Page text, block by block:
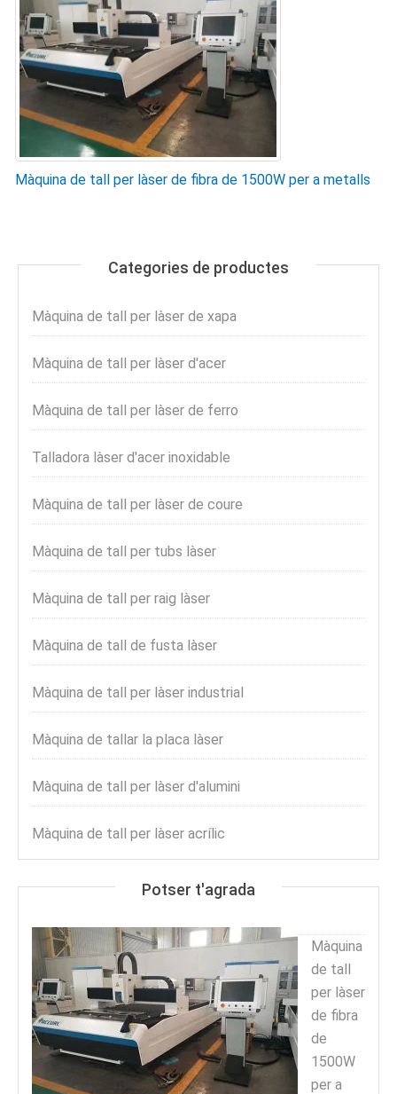
Màquina de tall per làser de fibra de 1500W per a metalls
Categories de productes
Màquina de tall per làser de xapa
Màquina de tall per làser d'acer
Màquina de tall per làser de ferro
Talladora làser d'acer inoxidable
Màquina de tall per làser de coure
Màquina de tall per tubs làser
Màquina de tall per raig làser
Màquina de tall de fusta làser
Màquina de tall per làser industrial
Màquina de tallar la placa làser
Màquina de tall per làser d'alumini
Màquina de tall per làser acrílic
Potser t'agrada
Màquina
de tall
per làser
de fibra
de
1500W
per a